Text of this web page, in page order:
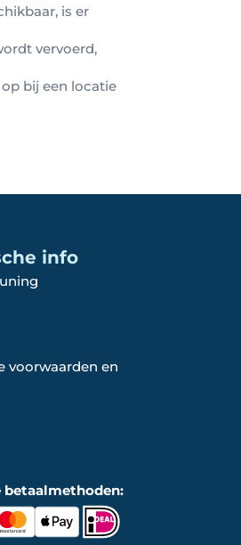
is er
vervoerd,
bij een locatie
info
voorwaarden en
betaalmethoden: